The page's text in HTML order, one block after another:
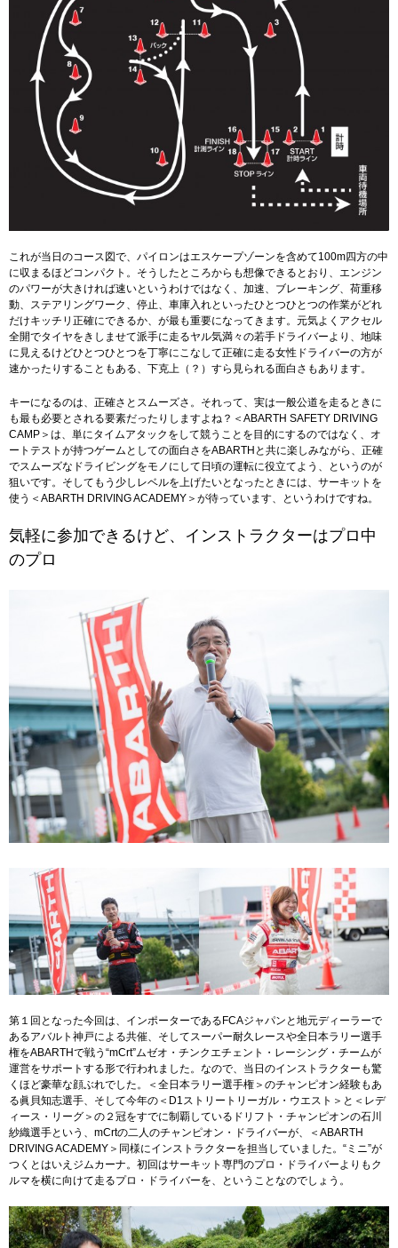
これが当日のコース図で、パイロンはエスケープゾーンを含めて100m四方の中
に収まるほどコンパクト。そうしたところからも想像できるとおり、エンジン
のパワーが大きければ速いというわけではなく、加速、ブレーキング、荷重移
動、ステアリングワーク、停止、車庫入れといったひとつひとつの作業がどれ
だけキッチリ正確にできるか、が最も重要になってきます。元気よくアクセル
全開でタイヤをきしませて派手に走るヤル気満々の若手ドライバーより、地味
に見えるけどひとつひとつを丁寧にこなして正確に走る女性ドライバーの方が
速かったりすることもある、下克上（？）すら見られる面白さもあります。
キーになるのは、正確さとスムーズさ。それって、実は一般公道を走るときに
も最も必要とされる要素だったりしますよね？＜ABARTH SAFETY DRIVING
CAMP＞は、単にタイムアタックをして競うことを目的にするのではなく、オ
ートテストが持つゲームとしての面白さをABARTHと共に楽しみながら、正確
でスムーズなドライビングをモノにして日頃の運転に役立てよう、というのが
狙いです。そしてもう少しレベルを上げたいとなったときには、サーキットを
使う＜ABARTH DRIVING ACADEMY＞が待っています、というわけですね。
気軽に参加できるけど、インストラクターはプロ中
のプロ
第１回となった今回は、インポーターであるFCAジャパンと地元ディーラーで
あるアバルト神戸による共催、そしてスーパー耐久レースや全日本ラリー選手
権をABARTHで戦う“mCrt”ムゼオ・チンクエチェント・レーシング・チームが
運営をサポートする形で行われました。なので、当日のインストラクターも驚
くほど豪華な顔ぶれでした。＜全日本ラリー選手権＞のチャンピオン経験もあ
る眞貝知志選手、そして今年の＜D1ストリートリーガル・ウエスト＞と＜レデ
ィース・リーグ＞の２冠をすでに制覇しているドリフト・チャンピオンの石川
紗織選手という、mCrtの二人のチャンピオン・ドライバーが、＜ABARTH
DRIVING ACADEMY＞同様にインストラクターを担当していました。“ミニ”が
つくとはいえジムカーナ。初回はサーキット専門のプロ・ドライバーよりもク
ルマを横に向けて走るプロ・ドライバーを、ということなのでしょう。